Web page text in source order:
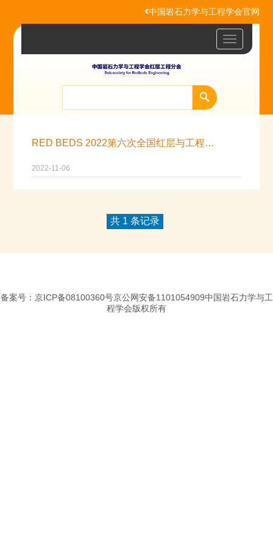
中国岩石力学与工程学会官网
Toggle
RED BEDS 2022第六次全国红层与工程学术会议
2022-11-06
共 1 条记录
备案号：京ICP备08100360号京公网安备1101054909中国岩石力学与工
程学会版权所有